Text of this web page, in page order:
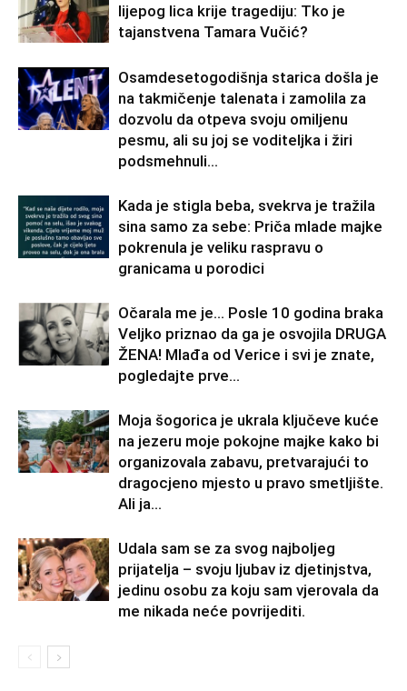
lijepog lica krije tragediju: Tko je
tajanstvena Tamara Vučić?
Osamdesetogodišnja starica došla je
na takmičenje talenata i zamolila za
dozvolu da otpeva svoju omiljenu
pesmu, ali su joj se voditeljka i žiri
podsmehnuli...
Kada je stigla beba, svekrva je tražila
sina samo za sebe: Priča mlade majke
pokrenula je veliku raspravu o
granicama u porodici
Očarala me je… Posle 10 godina braka
Veljko priznao da ga je osvojila DRUGA
ŽENA! Mlađa od Verice i svi je znate,
pogledajte prve...
Moja šogorica je ukrala ključeve kuće
na jezeru moje pokojne majke kako bi
organizovala zabavu, pretvarajući to
dragocjeno mjesto u pravo smetljište.
Ali ja...
Udala sam se za svog najboljeg
prijatelja – svoju ljubav iz djetinjstva,
jedinu osobu za koju sam vjerovala da
me nikada neće povrijediti.